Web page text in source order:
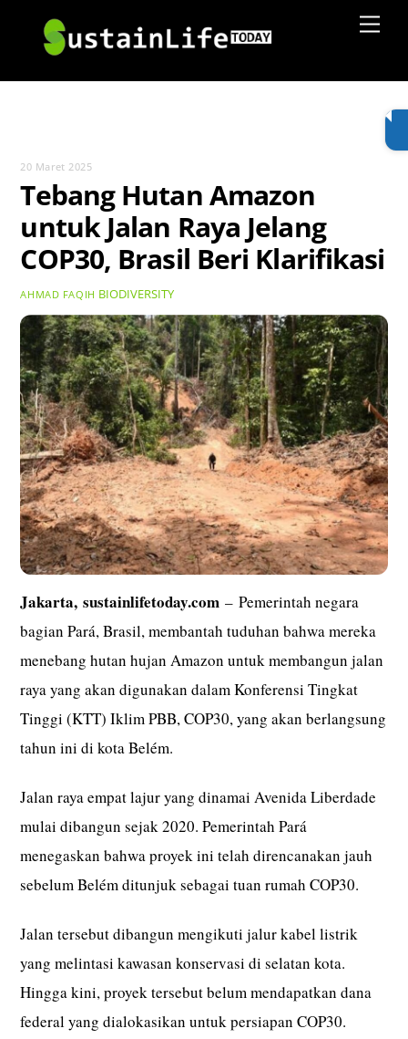
content
20 Maret 2025
Tebang Hutan Amazon
untuk Jalan Raya Jelang
COP30, Brasil Beri Klarifikasi
AHMAD FAQIH BIODIVERSITY
Jakarta,sustainlifetoday.com – Pemerintah negara
bagian Pará, Brasil, membantah tuduhan bahwa mereka
menebang hutan hujan Amazon untuk membangun jalan
raya yang akan digunakan dalam Konferensi Tingkat
Tinggi (KTT) Iklim PBB, COP30, yang akan berlangsung
tahun ini di kota Belém.
Jalan raya empat lajur yang dinamai Avenida Liberdade
mulai dibangun sejak 2020. Pemerintah Pará
menegaskan bahwa proyek ini telah direncanakan jauh
sebelum Belém ditunjuk sebagai tuan rumah COP30.
Jalan tersebut dibangun mengikuti jalur kabel listrik
yang melintasi kawasan konservasi di selatan kota.
Hingga kini, proyek tersebut belum mendapatkan dana
federal yang dialokasikan untuk persiapan COP30.